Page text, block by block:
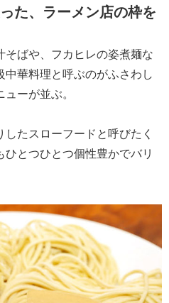
た、ラーメン店の枠を
ばや、フカヒレの姿煮麺な
華料理と呼ぶのがふさわし
ーが並ぶ。
たスローフードと呼びたく
とつひとつ個性豊かでバリ